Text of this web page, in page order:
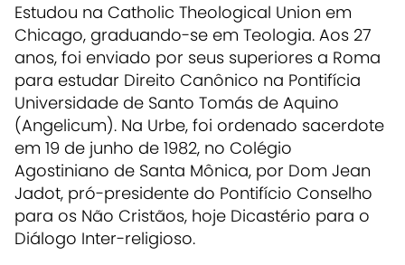
Estudou na Catholic Theological Union em
Chicago, graduando-se em Teologia. Aos 27
anos, foi enviado por seus superiores a Roma
para estudar Direito Canônico na Pontifícia
Universidade de Santo Tomás de Aquino
(Angelicum). Na Urbe, foi ordenado sacerdote
em 19 de junho de 1982, no Colégio
Agostiniano de Santa Mônica, por Dom Jean
Jadot, pró-presidente do Pontifício Conselho
para os Não Cristãos, hoje Dicastério para o
Diálogo Inter-religioso.